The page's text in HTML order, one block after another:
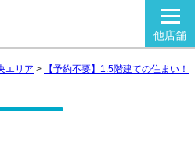
他店舗
エリア >
【予約不要】1.5階建ての住まい！